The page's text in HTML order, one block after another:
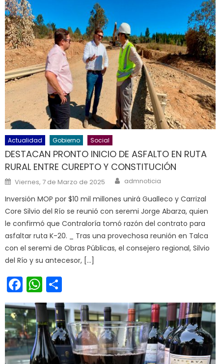
Actualidad Gobierno Social
DESTACAN PRONTO INICIO DE ASFALTO EN RUTA
RURAL ENTRE CUREPTO Y CONSTITUCIÓN
Posted on
Viernes, 7 de Marzo de 2025 Author
admnoticia
Inversión MOP por $10 mil millones unirá Gualleco y Carrizal
Core Silvio del Río se reunió con seremi Jorge Abarza, quien
le confirmó que Contraloría tomó razón del contrato para
asfaltar ruta K-20. _ Tras una provechosa reunión en Talca
con el seremi de Obras Públicas, el consejero regional, Silvio
del Río y su antecesor, […]
Facebook
WhatsApp